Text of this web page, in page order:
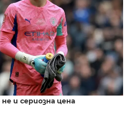
и сериозна цена